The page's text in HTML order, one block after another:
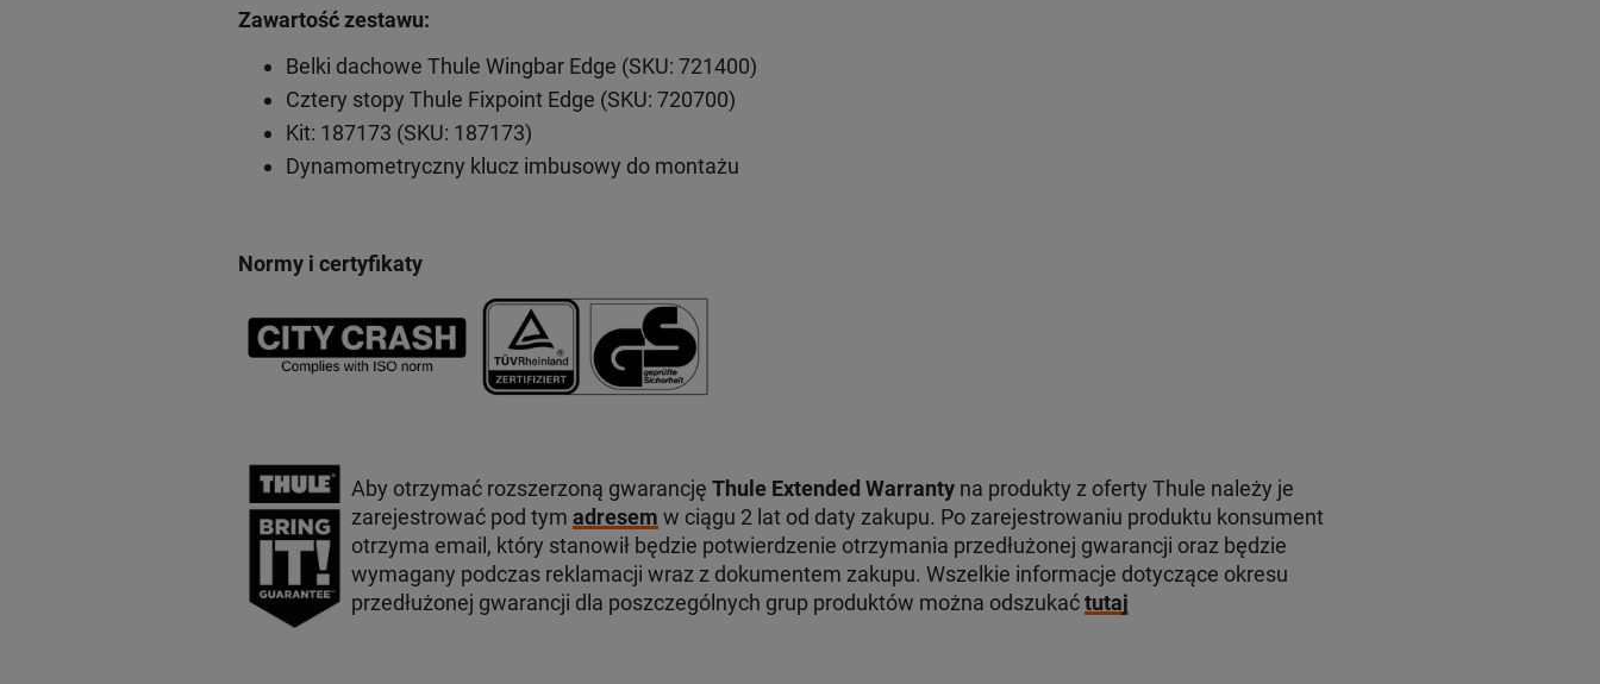
Zawartość zestawu:
Belki dachowe Thule Wingbar Edge (SKU: 721400)
Cztery stopy Thule Fixpoint Edge (SKU: 720700)
Kit: 187173 (SKU: 187173)
Dynamometryczny klucz imbusowy do montażu
Normy i certyfikaty
Aby otrzymać rozszerzoną gwarancję Thule Extended Warrantyna produkty z oferty Thule należy je
zarejestrować pod tym adresem w ciągu 2 lat od daty zakupu. Po zarejestrowaniu produktu konsument
otrzyma email, który stanowił będzie potwierdzenie otrzymania przedłużonej gwarancji oraz będzie
wymagany podczas reklamacji wraz z dokumentem zakupu. Wszelkie informacje dotyczące okresu
przedłużonej gwarancji dla poszczególnych grup produktów można odszukaćtutaj